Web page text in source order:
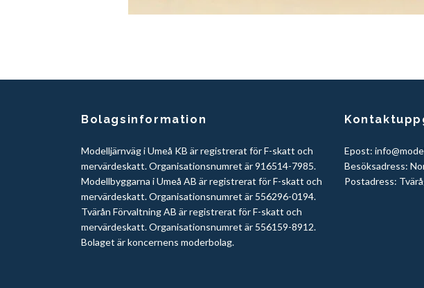
Bolagsinformation
Modelljärnväg i Umeå KB är registrerat för F-skatt och
mervärdeskatt. Organisationsnumret är 916514-7985.
Modellbyggarna i Umeå AB är registrerat för F-skatt och
mervärdeskatt. Organisationsnumret är 556296-0194.
Tvärån Förvaltning AB är registrerat för F-skatt och
mervärdeskatt. Organisationsnumret är 556159-8912.
Bolaget är koncernens moderbolag.
Epost:
Besöksadress:
Postadress: